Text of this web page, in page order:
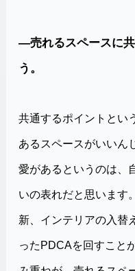
―売れるスペースに
う。
共通するポイントとい
あるスペースがいいん
愛があるというのは、
いの表れだと思います
新、インテリアの入替
ったPDCAを回すこと